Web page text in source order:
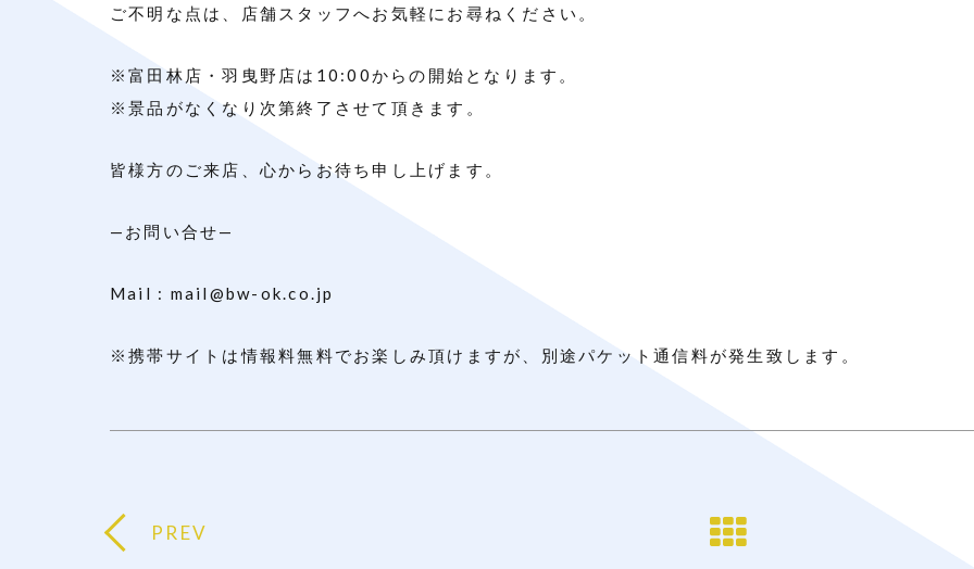
ご不明な点は、店舗スタッフへお気軽にお尋ねください。
※富田林店・羽曳野店は10:00からの開始となります。
※景品がなくなり次第終了させて頂きます。
皆様方のご来店、心からお待ち申し上げます。
—お問い合せ—
Mail : mail@bw-ok.co.jp
※携帯サイトは情報料無料でお楽しみ頂けますが、別途パケット通信料が発生致します。
PREV